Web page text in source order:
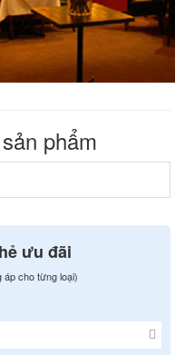
phẩm
ưu đãi
áp cho từng loại)